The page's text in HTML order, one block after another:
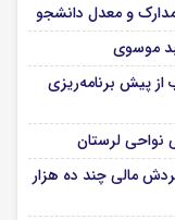
و معدل دانشجو
موسوی
از پیش برنامه‌ریزی
لرستان
مالی چند ده هزار